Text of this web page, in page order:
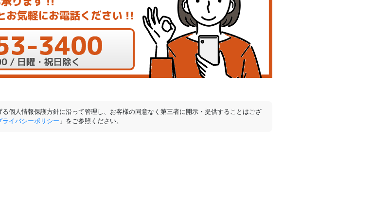
個人情報保護方針に沿って管理し、お客様の同意なく第三者に開示・提供することはござ
ライバシーポリシー 」をご参照ください。